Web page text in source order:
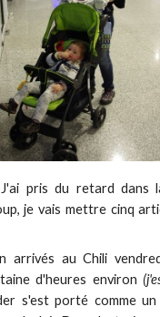
pris du retard dans
je vais mettre cinq
arrivés au Chili
d'heures environ
s'est porté comme un